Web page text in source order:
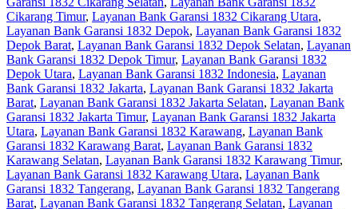
Cikarang Timur, Layanan Bank Garansi 1832 Cikarang Utara,
Layanan Bank Garansi 1832 Depok, Layanan Bank Garansi 1832
Depok Barat, Layanan Bank Garansi 1832 Depok Selatan, Layanan
Bank Garansi 1832 Depok Timur, Layanan Bank Garansi 1832
Depok Utara, Layanan Bank Garansi 1832 Indonesia, Layanan
Bank Garansi 1832 Jakarta, Layanan Bank Garansi 1832 Jakarta
Barat, Layanan Bank Garansi 1832 Jakarta Selatan, Layanan Bank
Garansi 1832 Jakarta Timur, Layanan Bank Garansi 1832 Jakarta
Utara, Layanan Bank Garansi 1832 Karawang, Layanan Bank
Garansi 1832 Karawang Barat, Layanan Bank Garansi 1832
Karawang Selatan, Layanan Bank Garansi 1832 Karawang Timur,
Layanan Bank Garansi 1832 Karawang Utara, Layanan Bank
Garansi 1832 Tangerang, Layanan Bank Garansi 1832 Tangerang
Barat, Layanan Bank Garansi 1832 Tangerang Selatan, Layanan